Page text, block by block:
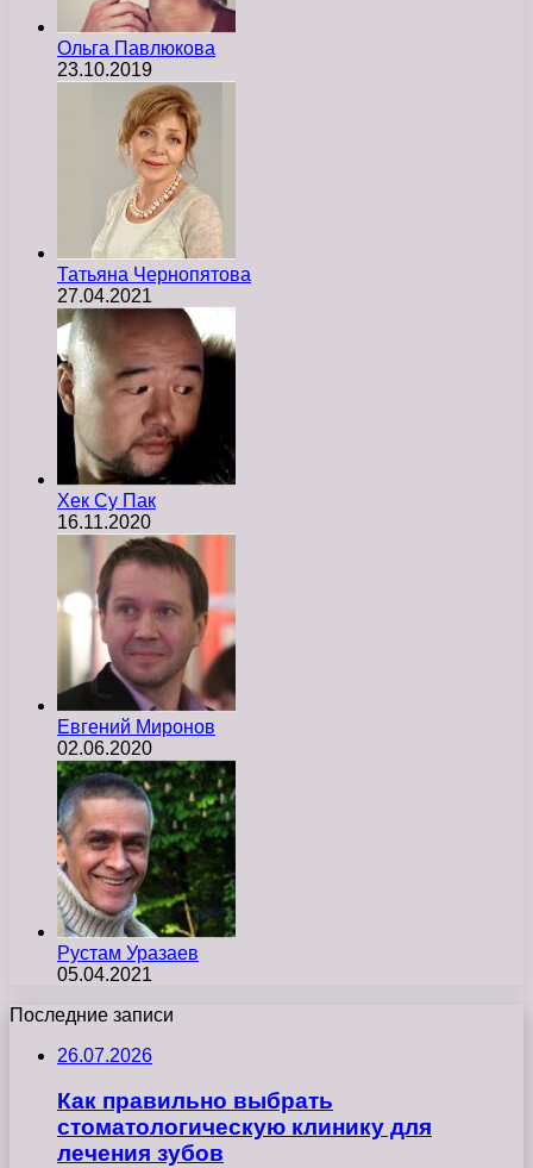
Ольга Павлюкова
23.10.2019
Татьяна Чернопятова
27.04.2021
Хек Су Пак
16.11.2020
Евгений Миронов
02.06.2020
Рустам Уразаев
05.04.2021
Последние записи
26.07.2026
Как правильно выбрать
стоматологическую клинику для
лечения зубов